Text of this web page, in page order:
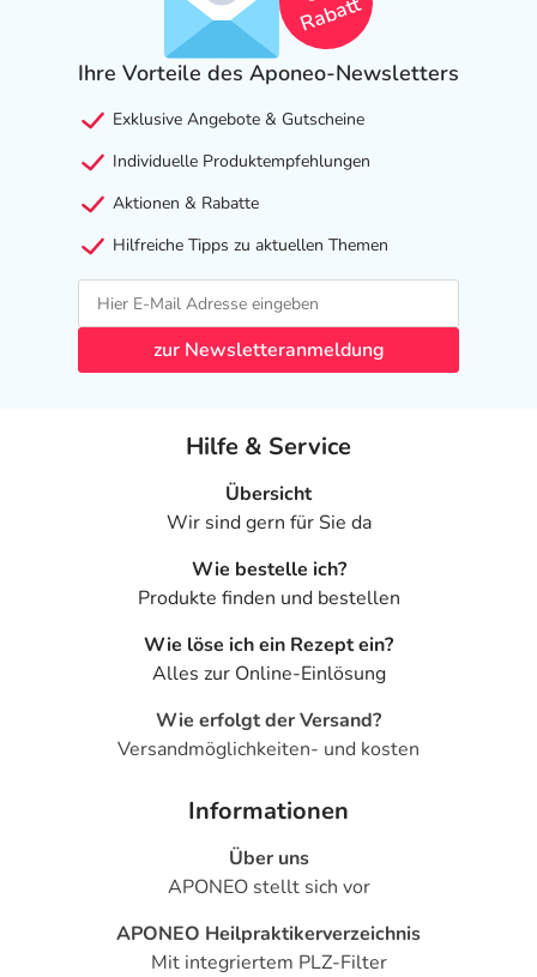
Rabatt
Ihre Vorteile des Aponeo-Newsletters
Exklusive Angebote & Gutscheine
Individuelle Produktempfehlungen
Aktionen & Rabatte
Hilfreiche Tipps zu aktuellen Themen
zur Newsletteranmeldung
Hilfe & Service
Übersicht
Wir sind gern für Sie da
Wie bestelle ich?
Produkte finden und bestellen
Wie löse ich ein Rezept ein?
Alles zur Online-Einlösung
Wie erfolgt der Versand?
Versandmöglichkeiten- und kosten
Informationen
Über uns
APONEO stellt sich vor
APONEO Heilpraktikerverzeichnis
Mit integriertem PLZ-Filter